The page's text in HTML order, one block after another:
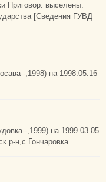
Приговор: выселены.
[Сведения ГУВД
,1998) на 1998.05.16
,1999) на 1999.03.05
н,с.Гончаровка